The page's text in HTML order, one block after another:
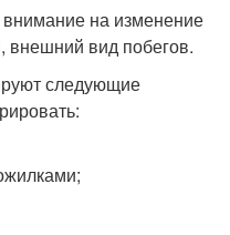
на изменение
внешний вид побегов.
следующие